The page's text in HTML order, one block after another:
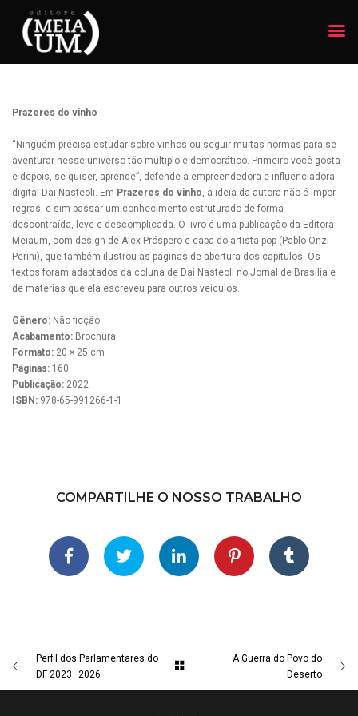
Prazeres do vinho
“Ninguém precisa estudar sobre vinhos ou seguir muitas normas para se
aventurar nesse universo tão múltiplo e democrático. Primeiro você gosta
e depois, se quiser, aprende”, defende a empreendedora e influenciadora
digital Dai Nasteoli. Em Prazeres do vinho, a ideia da autora não é impor
regras, e sim passar um conhecimento estruturado de forma
descontraída, leve e descomplicada. O livro é uma publicação da Editora
Meiaum, com design de Alex Próspero e capa do artista pop (Pablo Onzi
Perini), que também ilustrou as páginas de abertura dos capítulos. Os
textos foram adaptados da coluna de Dai Nasteoli no Jornal de Brasília e
de matérias que ela escreveu para outros veículos.
Gênero: Não ficção
Acabamento: Brochura
Formato: 20 × 25 cm
Páginas: 160
Publicação: 2022
ISBN: 978-65-991266-1-1
COMPARTILHE O NOSSO TRABALHO
Perfil dos Parlamentares do
DF 2023–2026
A Guerra do Povo do
Deserto